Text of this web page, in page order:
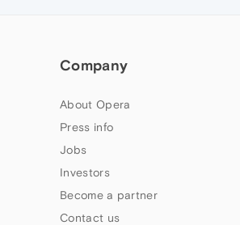
Company
About Opera
Press info
Jobs
Investors
Become a partner
Contact us